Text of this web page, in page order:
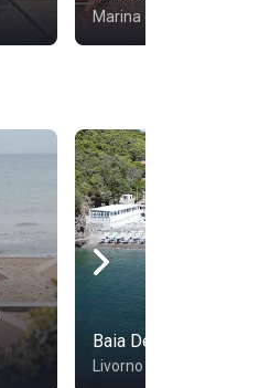
Marina di Bibbona
Baia Del Rogiolo
Livorno